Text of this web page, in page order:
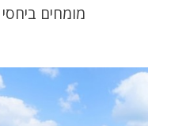
מומחים